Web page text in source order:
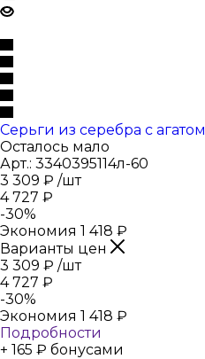
Серьги из серебра с агатом
Осталось мало
Арт.: 3340395114л-60
3 309 ₽ /шт
4 727 ₽
-30%
Экономия 1 418 ₽
Варианты цен
3 309 ₽ /шт
4 727 ₽
-30%
Экономия 1 418 ₽
Подробности
+ 165 ₽ бонусами